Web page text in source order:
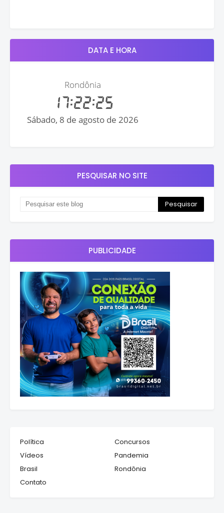
DATA E HORA
PESQUISAR NO SITE
PUBLICIDADE
Política
Concursos
Vídeos
Pandemia
Brasil
Rondônia
Contato